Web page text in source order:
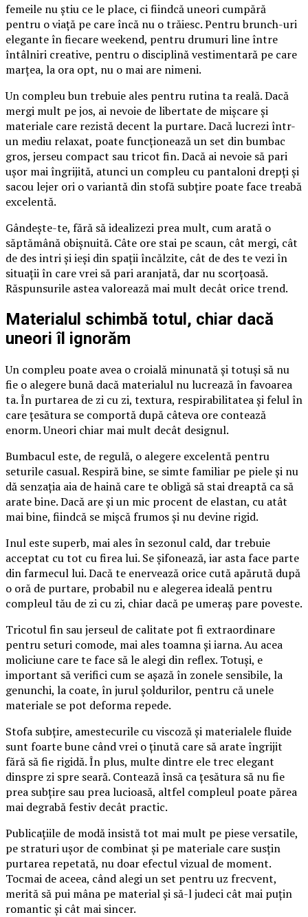
femeile nu știu ce le place, ci fiindcă uneori cumpără
pentru o viață pe care încă nu o trăiesc. Pentru brunch-uri
elegante în fiecare weekend, pentru drumuri line între
întâlniri creative, pentru o disciplină vestimentară pe care
marțea, la ora opt, nu o mai are nimeni.
Un compleu bun trebuie ales pentru rutina ta reală. Dacă
mergi mult pe jos, ai nevoie de libertate de mișcare și
materiale care rezistă decent la purtare. Dacă lucrezi într-
un mediu relaxat, poate funcționează un set din bumbac
gros, jerseu compact sau tricot fin. Dacă ai nevoie să pari
ușor mai îngrijită, atunci un compleu cu pantaloni drepți și
sacou lejer ori o variantă din stofă subțire poate face treabă
excelentă.
Gândește-te, fără să idealizezi prea mult, cum arată o
săptămână obișnuită. Câte ore stai pe scaun, cât mergi, cât
de des intri și ieși din spații încălzite, cât de des te vezi în
situații în care vrei să pari aranjată, dar nu scorțoasă.
Răspunsurile astea valorează mai mult decât orice trend.
Materialul schimbă totul, chiar dacă
uneori îl ignorăm
Un compleu poate avea o croială minunată și totuși să nu
fie o alegere bună dacă materialul nu lucrează în favoarea
ta. În purtarea de zi cu zi, textura, respirabilitatea și felul în
care țesătura se comportă după câteva ore contează
enorm. Uneori chiar mai mult decât designul.
Bumbacul este, de regulă, o alegere excelentă pentru
seturile casual. Respiră bine, se simte familiar pe piele și nu
dă senzația aia de haină care te obligă să stai dreaptă ca să
arate bine. Dacă are și un mic procent de elastan, cu atât
mai bine, fiindcă se mișcă frumos și nu devine rigid.
Inul este superb, mai ales în sezonul cald, dar trebuie
acceptat cu tot cu firea lui. Se șifonează, iar asta face parte
din farmecul lui. Dacă te enervează orice cută apărută după
o oră de purtare, probabil nu e alegerea ideală pentru
compleul tău de zi cu zi, chiar dacă pe umeraș pare poveste.
Tricotul fin sau jerseul de calitate pot fi extraordinare
pentru seturi comode, mai ales toamna și iarna. Au acea
moliciune care te face să le alegi din reflex. Totuși, e
important să verifici cum se așază în zonele sensibile, la
genunchi, la coate, în jurul șoldurilor, pentru că unele
materiale se pot deforma repede.
Stofa subțire, amestecurile cu viscoză și materialele fluide
sunt foarte bune când vrei o ținută care să arate îngrijit
fără să fie rigidă. În plus, multe dintre ele trec elegant
dinspre zi spre seară. Contează însă ca țesătura să nu fie
prea subțire sau prea lucioasă, altfel compleul poate părea
mai degrabă festiv decât practic.
Publicațiile de modă insistă tot mai mult pe piese versatile,
pe straturi ușor de combinat și pe materiale care susțin
purtarea repetată, nu doar efectul vizual de moment.
Tocmai de aceea, când alegi un set pentru uz frecvent,
merită să pui mâna pe material și să-l judeci cât mai puțin
romantic și cât mai sincer.